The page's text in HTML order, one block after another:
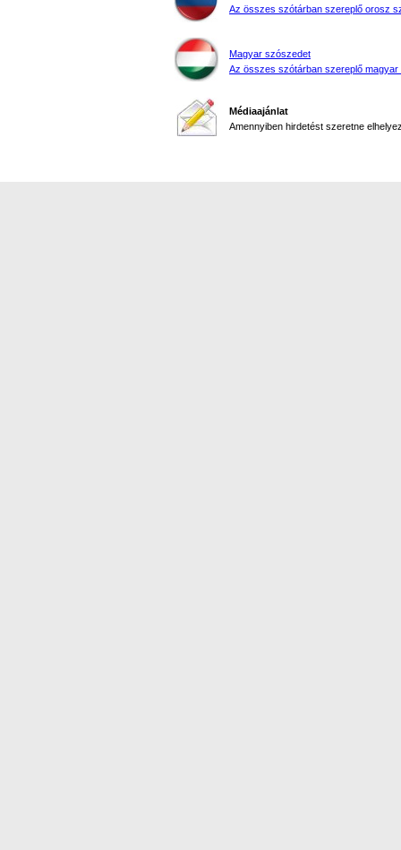
Az összes szótárban szereplő orosz
Magyar szószedet
Az összes szótárban szereplő magyar
Médiaajánlat
Amennyiben hirdetést szeretne